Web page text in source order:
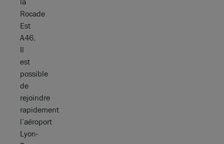
Rocade
Est
A46.
Il
est
possible
de
rejoindre
rapidement
l’aéroport
Lyon-